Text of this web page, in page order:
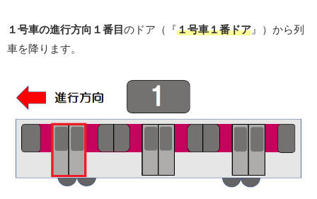
１号車の進行方向１番目 のドア（『１号車１番ドア 』）から列
車を降ります。